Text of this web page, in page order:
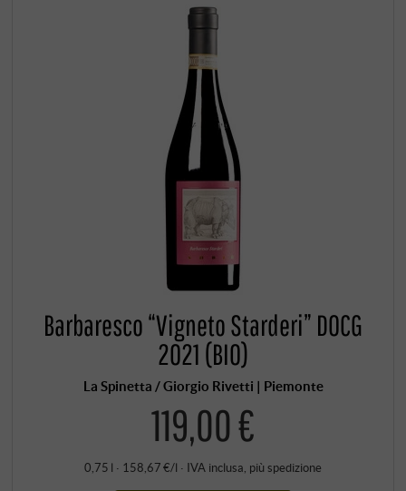
Barbaresco “Vigneto Starderi” DOCG
2021 (BIO)
La Spinetta / Giorgio Rivetti | Piemonte
119,00 €
0,75 l · 158,67 €/l · IVA inclusa , più spedizione